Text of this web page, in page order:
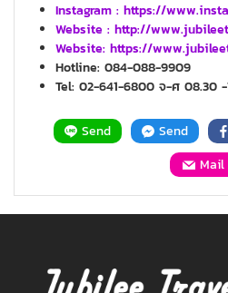
Instagram : https://
Website : http://
Website: https://
Hotline: 084-088-9909
Tel: 02-641-6800 จ-ศ 08.30
Send Send
Mail